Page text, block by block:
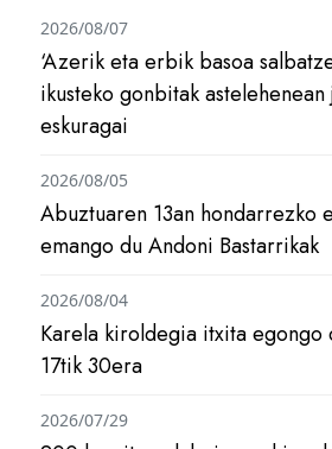
‘Azerik eta erbik basoa
ikusteko gonbitak
eskuragai
2026/08/07
Abuztuaren 13an hondarrezko
emango du Andoni Bastarrikak
2026/08/05
Karela kiroldegia itxita egongo
17tik 30era
2026/08/04
2026/07/29